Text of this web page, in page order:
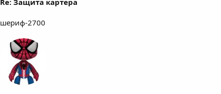
шериф-2700